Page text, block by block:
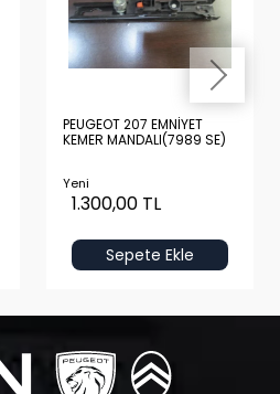
PEUGEOT 207 EMNİYET
KEMER MANDALI(7989 SE)
Yeni
1.300,00 TL
Sepete Ekle